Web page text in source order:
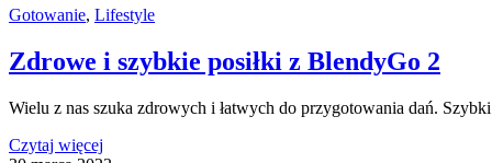
Gotowanie, Lifestyle
Zdrowe i szybkie posiłki z BlendyGo 2
Wielu z nas szuka zdrowych i łatwych do przygotowania dań.
Czytaj więcej